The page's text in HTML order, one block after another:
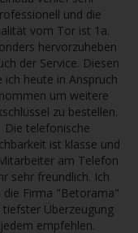
und die
vom Tor ist 1a.
hervorzuheben
der Service. Diesen
ich heute in Anspruch
um weitere
zu bestellen.
Die telefonische
ist klasse und
am Telefon
sehr freundlich. Ich
die Firma "Betorama"
tiefster Überzeugung
jedem empfehlen.